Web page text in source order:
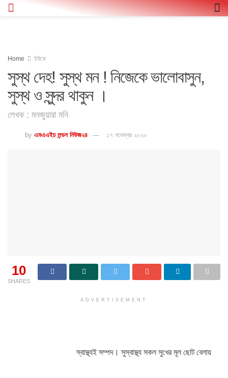
Home ইউকে
সুস্থ দেহ! সুস্থ মন ! নিজেকে ভালোবাসুন,
সুস্থ ও সুন্দর থাকুন ।
লেখক : মনজুয়ারা মনি
by এমএএইচ লন্ডন নিউজ২৪ ১৭ নভেম্বর ২০২০
10
SHARES
ADVERTISEMENT
স্বাস্থ্যই সম্পদ। সুস্বাস্থ্য সকল সুখের মূল ছোট বেলায়